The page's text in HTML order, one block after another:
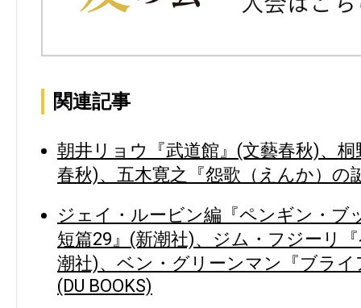
関連記事
朝井リョウ『武道館』(文藝春秋)、
春秋)、五木寛之『怨歌（えんか）の
ジェイ・ルービン編『ペンギン・ブ
短篇29』(新潮社)、ジム・フジーリ
潮社)、ベン・グリーンマン『ブラ
(DU BOOKS)